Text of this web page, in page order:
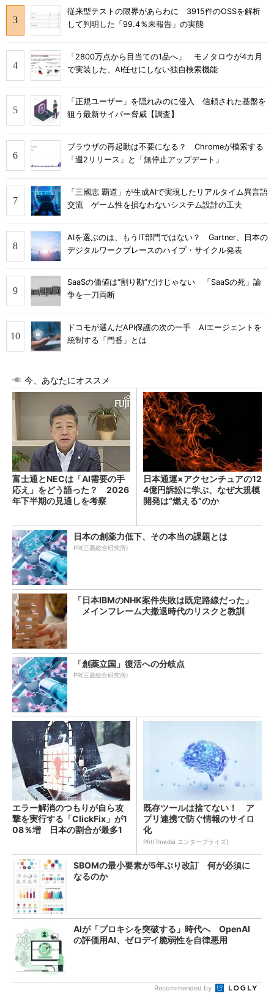
従来型テストの限界があらわに 3915件のOSSを解析
して判明した「99.4％未報告」の実態
「2800万点から目当ての1品へ」 モノタロウが4カ月
で実装した、AI任せにしない独自検索機能
「正規ユーザー」を隠れみのに侵入 信頼された基盤を
狙う最新サイバー脅威【調査】
ブラウザの再起動は不要になる？ Chromeが模索する
「週2リリース」と「無停止アップデート」
「三國志 覇道」が生成AIで実現したリアルタイム異言語
交流 ゲーム性を損なわないシステム設計の工夫
AIを選ぶのは、もうIT部門ではない？ Gartner、日本の
デジタルワークプレースのハイプ・サイクル発表
SaaSの価値は“割り勘”だけじゃない 「SaaSの死」論
争を一刀両断
ドコモが選んだAPI保護の次の一手 AIエージェントを
統制する「門番」とは
今、あなたにオススメ
富士通とNECは「AI需要の手
応え」をどう語った？ 2026
年下半期の見通しを考察
日本通運×アクセンチュアの12
4億円訴訟に学ぶ、なぜ大規模
開発は“燃える”のか
日本の創薬力低下、その本当の課題とは
PR(三菱総合研究所)
「日本IBMのNHK案件失敗は既定路線だった」
メインフレーム大撤退時代のリスクと教訓
「創薬立国」復活への分岐点
PR(三菱総合研究所)
エラー解消のつもりが自ら攻
撃を実行する「ClickFix」が1
08％増 日本の割合が最多1
既存ツールは捨てない！ ア
プリ連携で防ぐ情報のサイロ
化
PR(ITmedia エンタープライズ)
SBOMの最小要素が5年ぶり改訂 何が必須に
なるのか
AIが「プロキシを突破する」時代へ OpenAI
の評価用AI、ゼロデイ脆弱性を自律悪用
Recommended by